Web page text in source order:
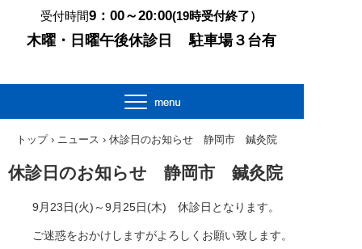
受付時間9：00～20:00(19時受付終了）
木曜・日曜午後休診日 駐車場３台有
トップ › ニュース › 休診日のお知らせ 静岡市 鍼灸院
休診日のお知らせ 静岡市 鍼灸院
9月23日(火)～9月25日(木) 休診日となります。
ご迷惑をおかけしますがよろしくお願い致します。